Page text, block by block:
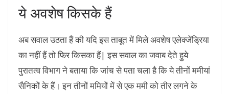
ये अवशेष किसके हैं
अब सवाल उठता हैं की यदि इस ताबूत में मिले अवशेष एलेक्जेंड्रिया
का नहीं हैं तो फिर किसका हैं| इस सवाल का जवाब देते हुये
पुरातत्व विभाग ने बताया कि जांच से पता चला है कि ये तीनों ममीयां
सैनिकों के हैं। इन तीनों ममियों में से एक ममी को तीर लगने के